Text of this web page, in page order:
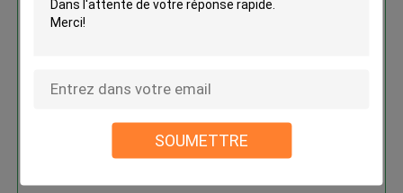
SOUMETTRE
suppléments de musculation
Continuer